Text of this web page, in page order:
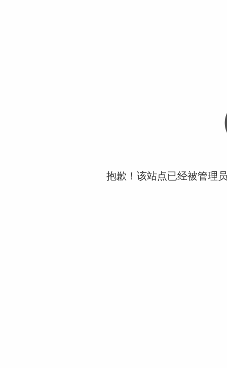
抱歉！该站点已经被管理